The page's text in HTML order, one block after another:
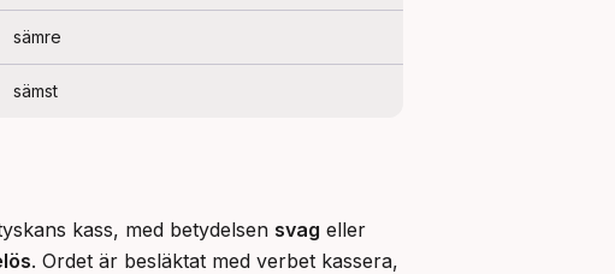
sämre
sämst
kass, med betydelsen svag
. Ordet är besläktat med verbet kassera,